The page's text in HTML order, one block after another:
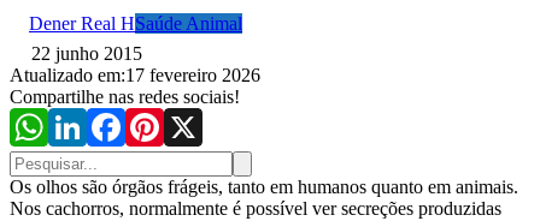
Dener Real HSaúde Animal
22 junho 2015
Atualizado em:17 fevereiro 2026
Compartilhe nas redes sociais!
Os olhos são órgãos frágeis, tanto em humanos quanto em animais.
Nos cachorros, normalmente é possível ver secreções produzidas